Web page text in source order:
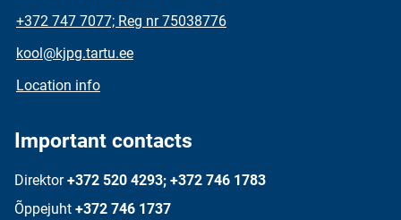
+372 747 7077; Reg nr 75038776
kool@kjpg.tartu.ee
Location info
Important contacts
Direktor +372 520 4293; +372 746 1783
Õppejuht +372 746 1737